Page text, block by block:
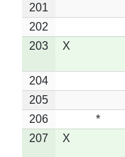
201
202
203
X
204
205
206
*
207
X